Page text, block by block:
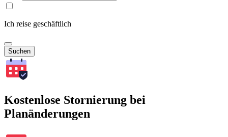
Ich reise geschäftlich
Suchen
Kostenlose Stornierung bei
Planänderungen